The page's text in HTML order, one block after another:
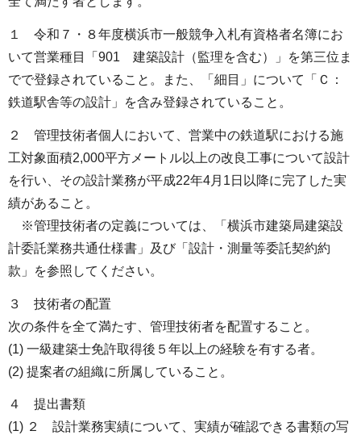
１ 令和７・８年度横浜市一般競争入札有資格者名簿にお
いて営業種目「901 建築設計（監理を含む）」を第三位ま
でで登録されていること。また、「細目」について「Ｃ：
鉄道駅舎等の設計」を含み登録されていること。
２ 管理技術者個人において、営業中の鉄道駅における施
工対象面積2,000平方メートル以上の改良工事について設計
を行い、その設計業務が平成22年4月1日以降に完了した実
績があること。
※管理技術者の定義については、「横浜市建築局建築設
計委託業務共通仕様書」及び「設計・測量等委託契約約
款」を参照してください。
３ 技術者の配置
次の条件を全て満たす、管理技術者を配置すること。
(1) 一級建築士免許取得後５年以上の経験を有する者。
(2) 提案者の組織に所属していること。
４ 提出書類
(1) ２ 設計業務実績について、実績が確認できる書類の写